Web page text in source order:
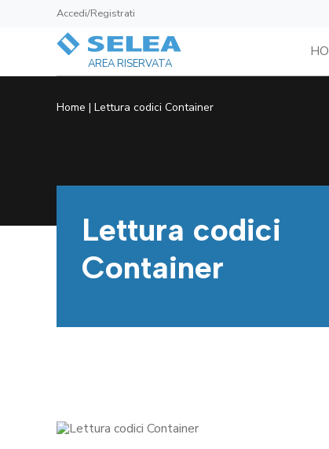
Accedi/Registrati
AREA RISERVATA
Home | Lettura codici Container
Lettura codici
Container